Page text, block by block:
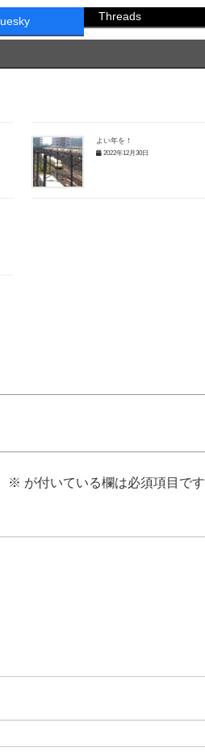
Threads
よい年を！
2022年12月30日
※ が付いている欄は必須項目です